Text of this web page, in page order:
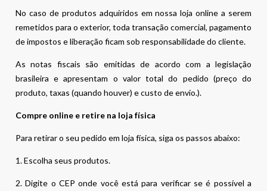
No caso de produtos adquiridos em nossa loja online a serem
remetidos para o exterior, toda transação comercial, pagamento
de impostos e liberação ficam sob responsabilidade do cliente.
As notas fiscais são emitidas de acordo com a legislação
brasileira e apresentam o valor total do pedido (preço do
produto, taxas (quando houver) e custo de envio.).
Compre online e retire na loja física
Para retirar o seu pedido em loja física, siga os passos abaixo:
1. Escolha seus produtos.
2. Digite o CEP onde você está para verificar se é possível a